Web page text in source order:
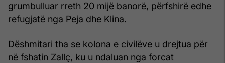
grumbulluar rreth 20 mijë banorë, përfshirë edhe
refugjatë nga Peja dhe Klina.
Dëshmitari tha se kolona e civilëve u drejtua për
në fshatin Zallç, ku u ndaluan nga forcat